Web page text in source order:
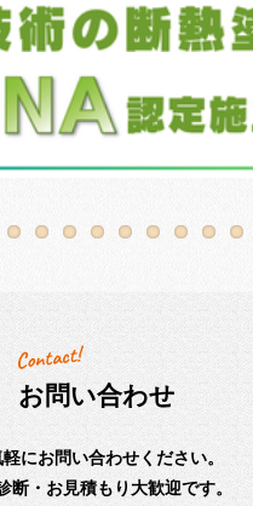
お問い合わせ
にお問い合わせください。
断・お見積もり大歓迎です。